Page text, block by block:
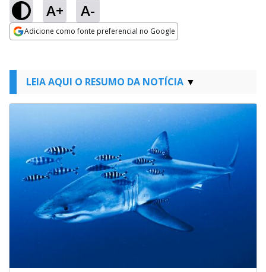
A+ A-
Adicione como fonte preferencial no Google
LEIA AQUI O RESUMO DA NOTÍCIA